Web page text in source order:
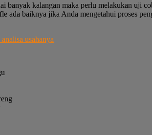
banyak kalangan maka perlu melakukan uji
ada baiknya jika Anda mengetahui proses